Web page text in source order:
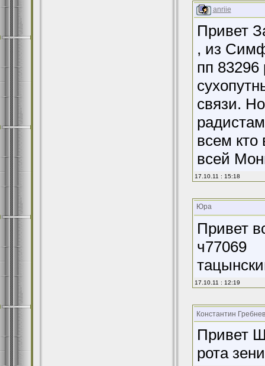
anriie
Привет
, из
пп
связи.
всем кто
всей
17.10.11 : 15:18
Юра
Привет
ч77069
17.10.11 : 12:19
Константин Гребнев
Привет
рота